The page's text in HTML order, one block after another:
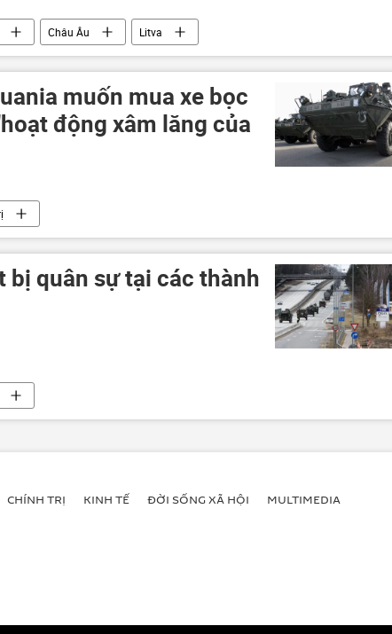
Châu Âu Litva
muốn mua xe bọc
động xâm lăng của
quân sự tại các thành
CHÍNH TRỊ KINH TẾ ĐỜI SỐNG XÃ HỘI MULTIMEDIA